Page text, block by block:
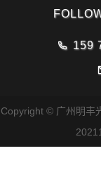
159
Copyright © 广州明丰